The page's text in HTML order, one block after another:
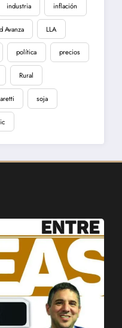
industria inflación
Avanza LLA
política precios
Rural
soja